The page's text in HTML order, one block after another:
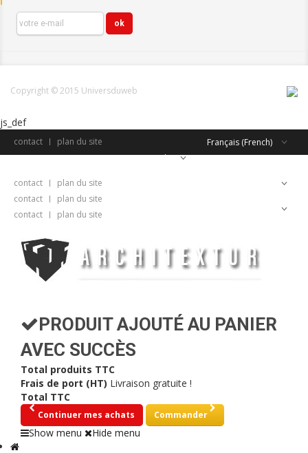
Copyright © 2015 Universduweb
js_def
Français (French)
contact
plan du site
Français (French)
contact plan du site
contact
plan du site
contact plan du site
PRODUIT AJOUTÉ AU PANIER
AVEC SUCCÈS
Total produits TTC
Frais de port (HT) Livraison gratuite !
Total TTC
Continuer mes achats Commander
Show menu Hide menu